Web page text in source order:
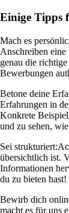
Einige Tipps
Mach es
Anschreiben eine
genau die
Bewerbungen
Betone deine
Erfahrungen in
Konkrete
und zu sehen,
Sei strukturiert:
übersichtlich ist.
Informationen
du zu bieten hast!
Bewirb dich
macht es für uns